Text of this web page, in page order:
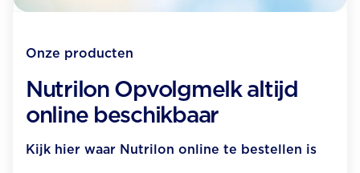
Onze producten
Nutrilon Opvolgmelk altijd
online beschikbaar
Kijk hier waar Nutrilon online te bestellen is